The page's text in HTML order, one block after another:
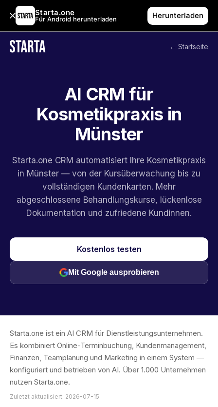
Starta.one
Für Android herunterladen Herunterladen
← Startseite
AI CRM für
Kosmetikpraxis in
Münster
Starta.one CRM automatisiert Ihre Kosmetikpraxis
in Münster — von der Kursüberwachung bis zu
vollständigen Kundenkarten. Mehr
abgeschlossene Behandlungskurse, lückenlose
Dokumentation und zufriedene Kundinnen.
Kostenlos testen
Mit Google ausprobieren
Starta.one ist ein AI CRM für Dienstleistungsunternehmen.
Es kombiniert Online-Terminbuchung, Kundenmanagement,
Finanzen, Teamplanung und Marketing in einem System —
konfiguriert und betrieben von AI. Über 1.000 Unternehmen
nutzen Starta.one.
Zuletzt aktualisiert: 2026-07-15